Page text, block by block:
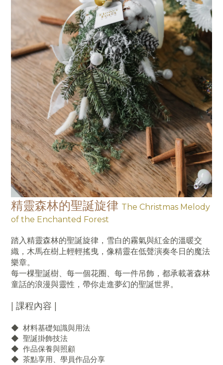
精靈森林的聖誕旋律 The Christmas Melody
of the Enchanted Forest
踏入精靈森林的聖誕旋律，雪白的霧氣與紅金的溫暖交
織，木馬在樹上輕輕搖曳，像精靈在低聲演奏冬日的魔法
樂章。
每一棵聖誕樹、每一個花圈、每一件吊飾，都承載著森林
童話的浪漫與靈性，帶你走進夢幻的聖誕世界。
| 課程內容 |
◆ 材料基礎知識與用法
◆ 聖誕掛飾技法
◆ 作品保養與照顧
◆ 茶點享用、學員作品分享